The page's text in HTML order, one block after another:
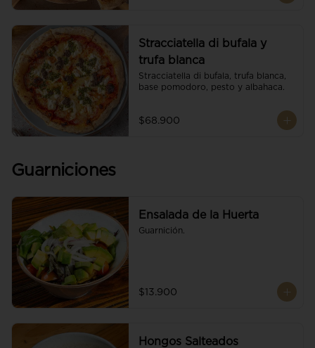
Stracciatella di bufala y
trufa blanca
Stracciatella di bufala, trufa blanca,
base pomodoro, pesto y albahaca.
$68.900
Guarniciones
Ensalada de la Huerta
Guarnición.
$13.900
Hongos Salteados